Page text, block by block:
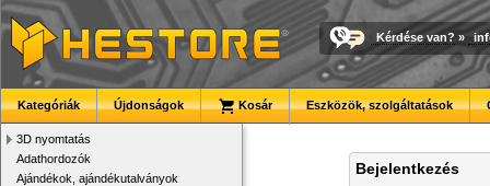
Kérdése van? »
Kategóriák Újdonságok Kosár Eszközök, szolgáltatások
3D nyomtatás
Adathordozók
Ajándékok, ajándékutalványok
Bejelentkezés